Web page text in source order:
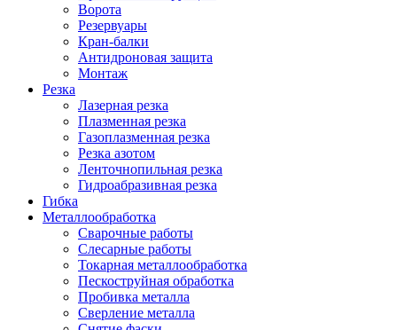
Ворота
Резервуары
Кран-балки
Антидроновая защита
Монтаж
Резка
Лазерная резка
Плазменная резка
Газоплазменная резка
Резка азотом
Ленточнопильная резка
Гидроабразивная резка
Гибка
Металлообработка
Сварочные работы
Слесарные работы
Токарная металлообработка
Пескоструйная обработка
Пробивка металла
Сверление металла